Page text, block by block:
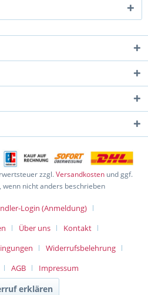
zzgl.Versandkosten und ggf.
nicht anders beschrieben
Login (Anmeldung)
Über uns
Kontakt
Widerrufsbelehrung
AGB Impressum
erklären